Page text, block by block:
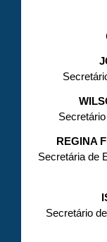
REGINA
Secretária de
Secretário